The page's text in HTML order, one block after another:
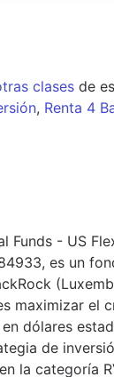
clases de
, Renta 4
Funds - US
es un
maximizar el
dólares
de
la categoría